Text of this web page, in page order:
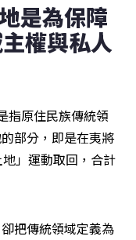
是為保障
權與私人
指原住民族傳統領
部分，即是在夷將
」運動取回，合計
把傳統領域定義為